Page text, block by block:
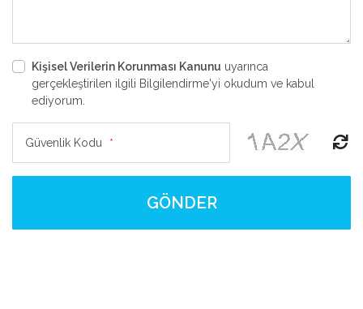
Kişisel Verilerin Korunması Kanunu uyarınca
gerçekleştirilen ilgili Bilgilendirme'yi okudum ve kabul
ediyorum.
Güvenlik Kodu *
GÖNDER